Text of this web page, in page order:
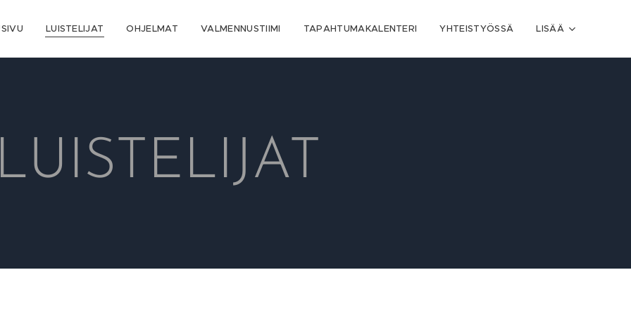
LUISTELIJAT OHJELMAT VALMENNUSTIIMI TAPAHTUMAKALENTERI YHTEISTYÖSSÄ LISÄÄ